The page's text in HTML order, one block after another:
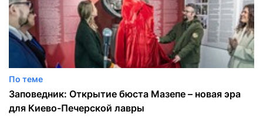
По теме
Заповедник: Открытие бюста Мазепе – новая эра
для Киево-Печерской лавры